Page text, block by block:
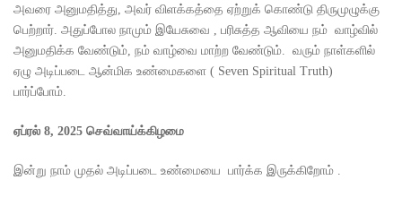
அவரை அனுமதித்து, அவர் விளக்கத்தை ஏற்றுக் கொண்டு திருமுழுக்கு
பெற்றார். அதுப்போல நாமும் இயேசுவை , பரிசுத்த ஆவியை நம் வாழ்வில்
அனுமதிக்க வேண்டும், நம் வாழ்வை மாற்ற வேண்டும். வரும் நாள்களில்
ஏழு அடிப்படை ஆன்மிக உண்மைகளை ( Seven Spiritual Truth)
பார்ப்போம்.
ஏப்ரல் 8, 2025 செவ்வாய்க்கிழமை
இன்று நாம் முதல் அடிப்படை உண்மையை பார்க்க இருக்கிறோம் .